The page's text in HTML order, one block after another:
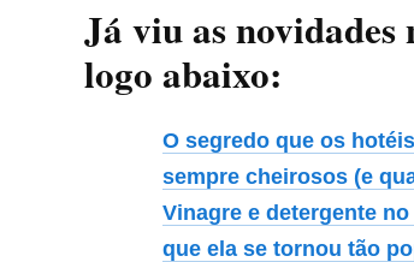
Já viu as novidades
logo abaixo:
O segredo que os
sempre cheirosos (e
Vinagre e detergente
que ela se tornou tão